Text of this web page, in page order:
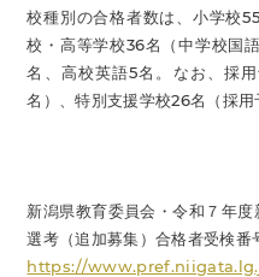
校種別の合格者数は、小学校
校・高等学校36名（中学校国
名、高校英語5名。なお、採
名）、特別支援学校26名（採
新潟県教育委員会・令和７年
選考（追加募集）合格者受検番
https://